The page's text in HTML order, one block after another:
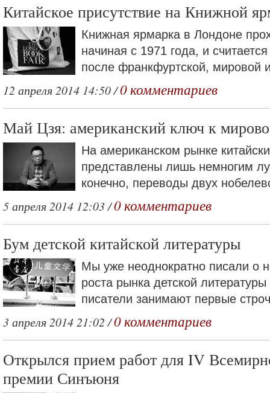
Китайское присутствие на Книжной
Книжная ярмарка в Лондоне
начиная с 1971 года, и
после франкфуртской, мировой
12 апреля 2014 14:50 /0 комментариев
Май Цзя: американский ключ к
На американском рынке
представлены лишь немногим
конечно, переводы двух
5 апреля 2014 12:03 /0 комментариев
Бум детской китайской литературы
Мы уже неоднократно писали о
роста рынка детской
писатели занимают первые
3 апреля 2014 21:02 /0 комментариев
Открылся прием работ для IV
премии Синъюня